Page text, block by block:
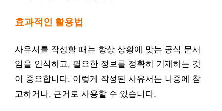
효과적인 활용법
사유서를 작성할 때는 항상 상황에 맞는 공식 문서
임을 인식하고, 필요한 정보를 정확히 기재하는 것
이 중요합니다. 이렇게 작성된 사유서는 나중에 참
고하거나, 근거로 사용할 수 있습니다.